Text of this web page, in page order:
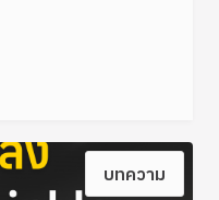
บทความ